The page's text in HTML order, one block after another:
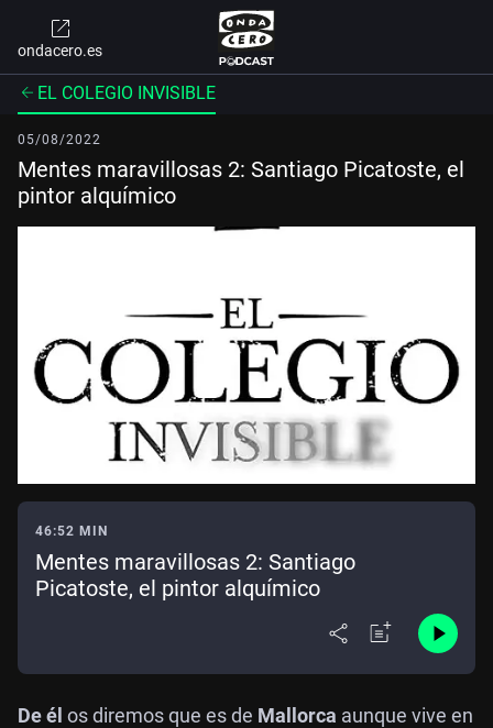
ondacero.es
EL COLEGIO INVISIBLE
05/08/2022
Mentes maravillosas 2: Santiago Picatoste, el
pintor alquímico
46:52 MIN
Mentes maravillosas 2: Santiago
Picatoste, el pintor alquímico
De él os diremos que es de Mallorca aunque vive en